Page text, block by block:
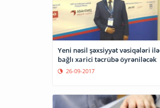
Yeni nəsil şəxsiyyət vəsiqələri ilə
bağlı xarici təcrübə öyrəniləcək
26-09-2017